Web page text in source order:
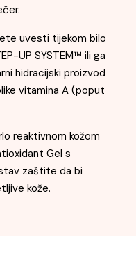
uvesti tijekom bilo
UP SYSTEM™ ili ga
hidracijski proizvod
vitamina A (poput
reaktivnom kožom
Gel s
zaštite da bi
kože.